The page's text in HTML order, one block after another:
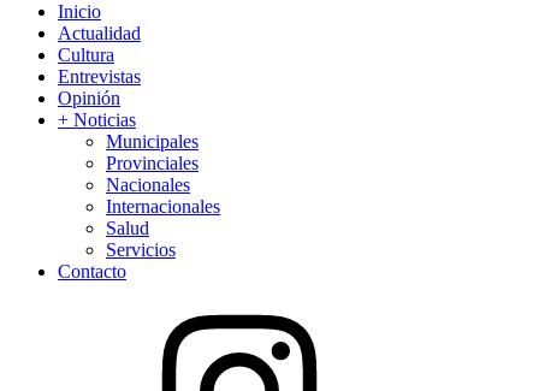
Inicio
Actualidad
Cultura
Entrevistas
Opinión
+ Noticias
Municipales
Provinciales
Nacionales
Internacionales
Salud
Servicios
Contacto